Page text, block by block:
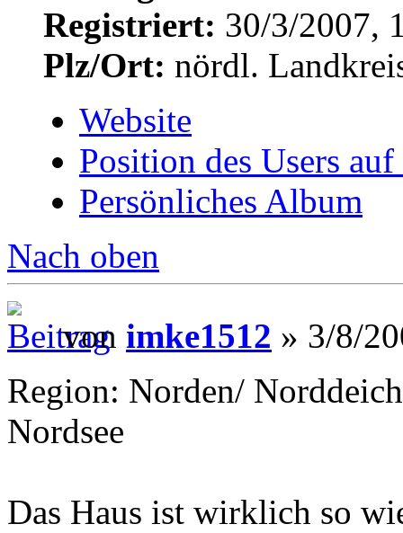
Registriert: 30/3/2007,
Plz/Ort: nördl.
Website
Position des Users
Persönliches Album
Nach oben
von imke1512 » 3/8/
Region: Norden/ Norddeich
Nordsee
Das Haus ist wirklich so